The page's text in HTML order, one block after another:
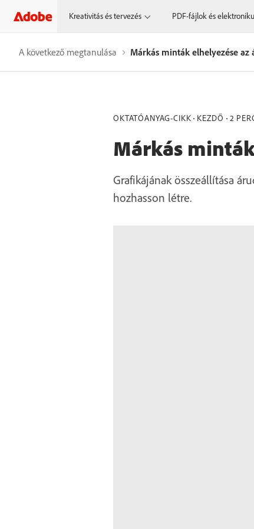
Kreativitás és tervezés PDF-fájlok és
A következő megtanulása Márkás minták elhelyezése az
OKTATÓANYAG-CIKK KEZDŐ 2
Márkás
Grafikájának összeállítása
hozhasson létre.